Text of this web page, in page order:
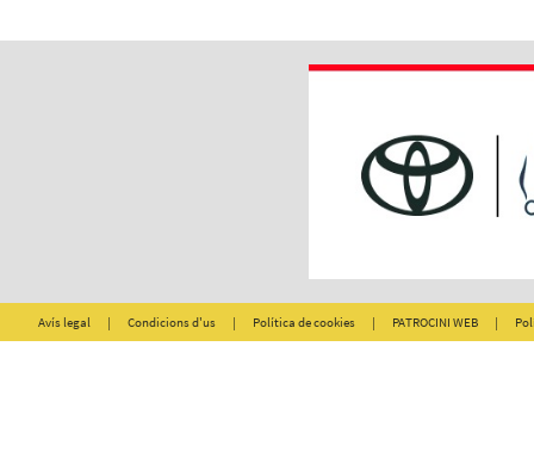
Avís legal | Condicions d'us | Política de cookies | PATROCINI WEB |